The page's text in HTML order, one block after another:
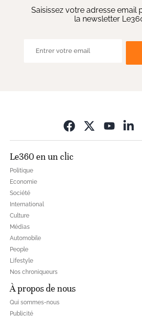
Saisissez votre adresse email
la newsletter
Le360 en un clic
Politique
Economie
Société
International
Culture
Médias
Automobile
People
Lifestyle
Nos chroniqueurs
À propos de nous
Qui sommes-nous
Publicité